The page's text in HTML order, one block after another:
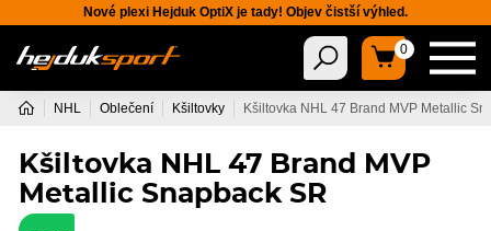
Nové plexi Hejduk OptiX je tady! Objev čistší výhled.
0
NHL Oblečení Kšiltovky Kšiltovka NHL 47 Brand MVP Metallic
Kšiltovka NHL 47 Brand MVP
Metallic Snapback SR